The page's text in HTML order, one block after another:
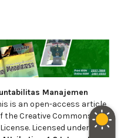
Manajemen
is an open-access article
Creative Commons
Licensed under